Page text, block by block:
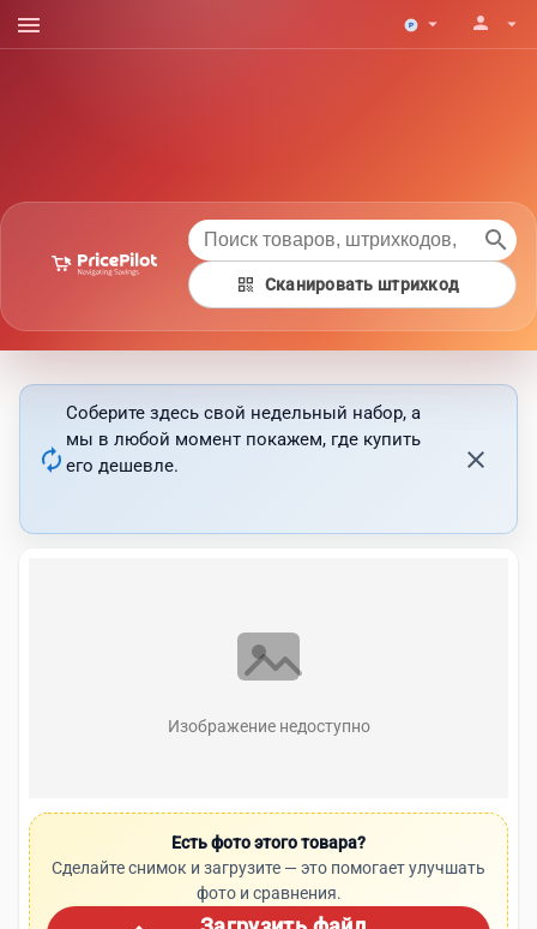
menu arrow_drop_down person arrow_drop_down
search
qr_code Сканировать штрихкод
autorenew
Соберите здесь свой недельный набор, а
мы в любой момент покажем, где купить
его дешевле.
close
Изображение недоступно
Есть фото этого товара?
Сделайте снимок и загрузите — это помогает улучшать
фото и сравнения.